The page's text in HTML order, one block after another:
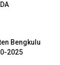
Bengkulu
2025